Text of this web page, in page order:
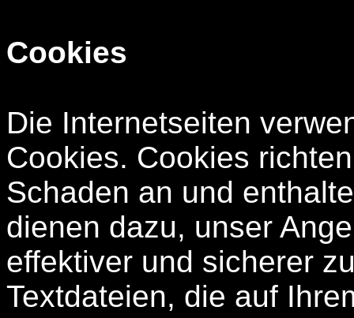
Cookies
Die Internetseiten
Cookies. Cookies
Schaden an und
dienen dazu, unser
effektiver und sicherer
Textdateien, die auf